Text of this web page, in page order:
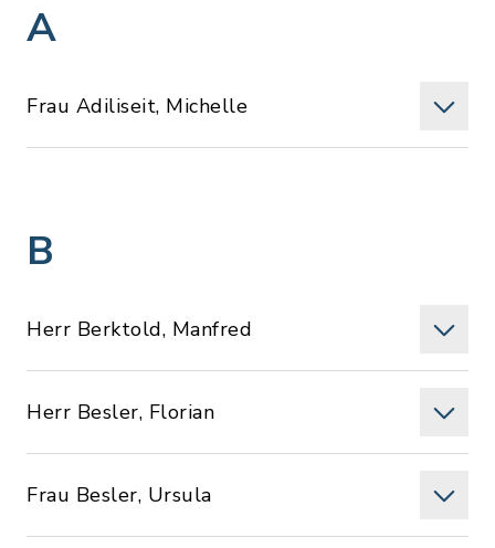
A
Frau Adiliseit, Michelle
B
Herr Berktold, Manfred
Herr Besler, Florian
Frau Besler, Ursula